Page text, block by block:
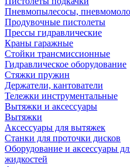
Пневмопылесосы,
Продувочные пистолеты
Прессы гидравлические
Краны гаражные
Стойки трансмиссионные
Гидравлическое оборудование
Стяжки пружин
Держатели, кантователи
Тележки инструментальные
Вытяжки и аксессуары
Вытяжки
Аксессуары для вытяжек
Станки для проточки дисков
Оборудование и аксессуары
жидкостей